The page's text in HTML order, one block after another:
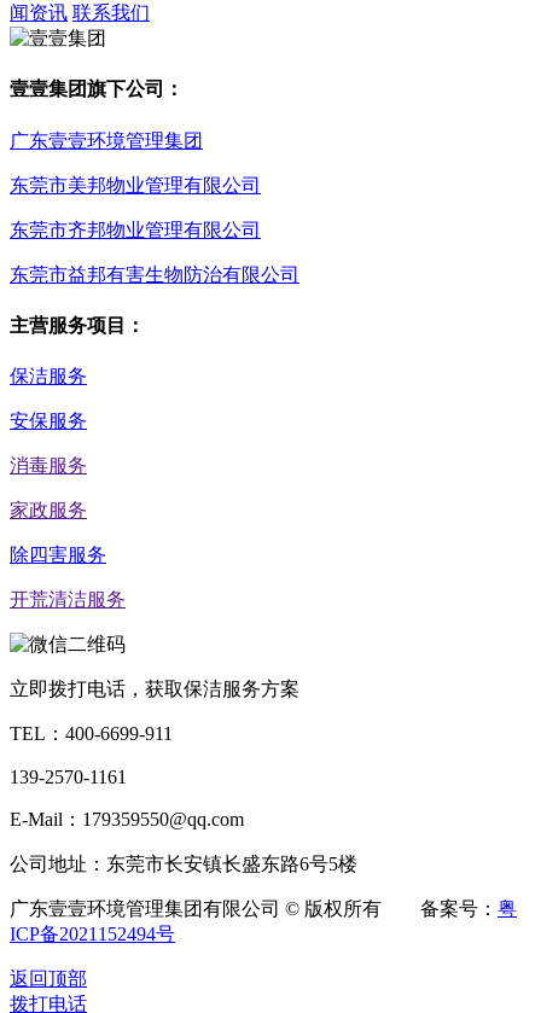
闻资讯 联系我们
壹壹集团旗下公司：
广东壹壹环境管理集团
东莞市美邦物业管理有限公司
东莞市齐邦物业管理有限公司
东莞市益邦有害生物防治有限公司
主营服务项目：
保洁服务
安保服务
消毒服务
家政服务
除四害服务
开荒清洁服务
立即拨打电话，获取保洁服务方案
TEL： 400-6699-911
139-2570-1161
E-Mail：179359550@qq.com
公司地址：东莞市长安镇长盛东路6号5楼
广东壹壹环境管理集团有限公司 © 版权所有 备案号： 粤
ICP备2021152494号
返回顶部
拨打电话